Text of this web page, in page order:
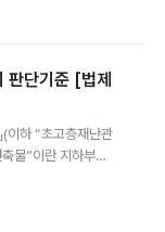
물안전법 제28조의
관리업자(「건설산
이하 같음)는 같은
록한 것으로 본다
판단기준 [법제
(이하 “초고층재난관
물”이란 지하부분
수가 11층 이상이